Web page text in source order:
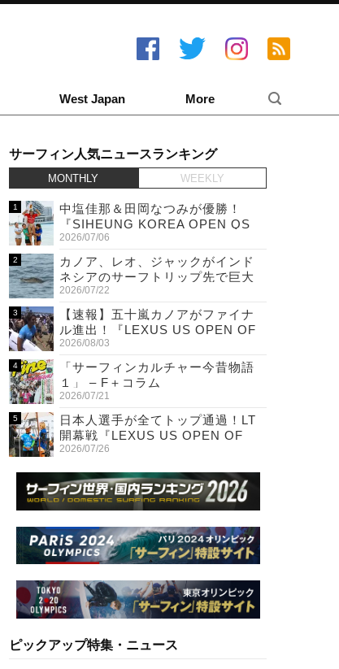
West Japan More
サーフィン人気ニュースランキング
MONTHLY WEEKLY
中塩佳那＆田岡なつみが優勝！
『SIHEUNG KOREA OPEN QS
6,000 & LQS』
2026/07/06
カノア、レオ、ジャックがインド
ネシアのサーフトリップ先で巨大
ワニと遭遇！
2026/07/22
【速報】五十嵐カノアがファイナ
ル進出！『LEXUS US OPEN OF
SURFING』
2026/08/03
「サーフィンカルチャー今昔物語
１」 – F＋コラム
2026/07/21
日本人選手が全てトップ通過！LT
開幕戦『LEXUS US OPEN OF
SURFING』初日
2026/07/26
ピックアップ特集・ニュース